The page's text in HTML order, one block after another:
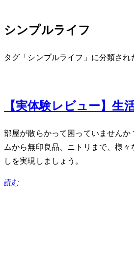
シンプルライフ
タグ「シンプルライフ」に分類され
【実体験レビュー】
部屋が散らかって困っていませんか
ムから無印良品、ニトリまで、様
しを実現しましょう。
読む